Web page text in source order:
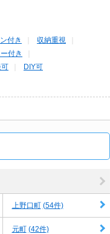
付き
収納重視
付き
可 DIY可
上野口町 (54件)
元町 (42件)